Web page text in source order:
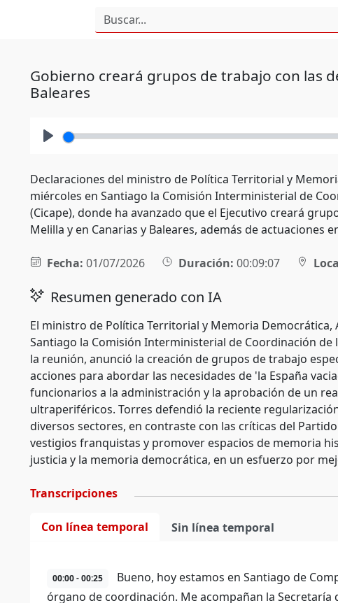
Gobierno creará grupos de trabajo con las
Baleares
Declaraciones del ministro de Política Territorial y
miércoles en Santiago la Comisión Interministerial de
(Cicape), donde ha avanzado que el Ejecutivo creará
Melilla y en Canarias y Baleares, además de actuaciones
Fecha: 01/07/2026 Duración: 00:09:07
Resumen generado con IA
El ministro de Política Territorial y Memoria
Santiago la Comisión Interministerial de Coordinación
la reunión, anunció la creación de grupos de trabajo
acciones para abordar las necesidades de 'la España
funcionarios a la administración y la aprobación de un
ultraperiféricos. Torres defendió la reciente
diversos sectores, en contraste con las críticas del
vestigios franquistas y promover espacios de memoria
justicia y la memoria democrática, en un esfuerzo por
Transcripciones
Con línea temporal Sin línea temporal
00:00 - 00:25
Bueno, hoy estamos en Santiago de
órgano de coordinación. Me acompañan la